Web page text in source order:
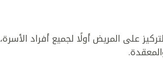
على المريض أولًا لجميع أفراد الأسرة،